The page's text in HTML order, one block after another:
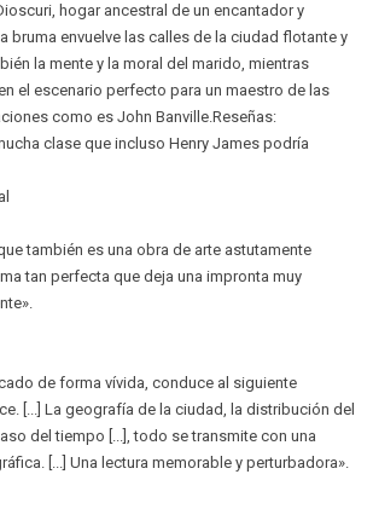
hogar ancestral de un encantador y
bruma envuelve las calles de la ciudad flotante y
la mente y la moral del marido, mientras
el escenario perfecto para un maestro de las
como es John Banville.Reseñas:
clase que incluso Henry James podría
también es una obra de arte astutamente
tan perfecta que deja una impronta muy
de forma vívida, conduce al siguiente
[...] La geografía de la ciudad, la distribución del
del tiempo [...], todo se transmite con una
[...] Una lectura memorable y perturbadora».